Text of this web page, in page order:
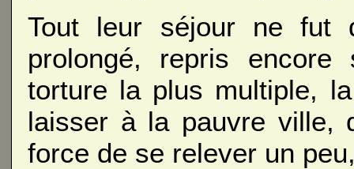
Tout leur séjour ne fut
prolongé, repris
torture la plus multiple,
laisser à la pauvre ville,
force de se relever un